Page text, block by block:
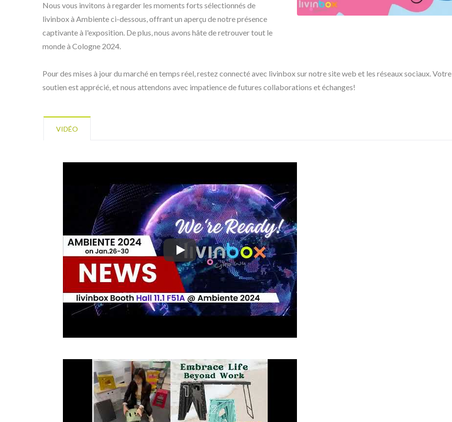
Nous vous invitons à regarder les moments forts sélectionnés de
livinbox à Ambiente ci-dessous, offrant un aperçu de notre présence
captivante à l'exposition. De plus, nous avons hâte de retrouver tout le
monde à Cologne 2024.
Pour des mises à jour du marché en temps réel, restez connecté avec livinbox sur notre site web et les réseaux sociaux. Votre
soutien est apprécié, et nous attendons avec impatience de futures collaborations et échanges!
VIDÉO
Ambiente 2024 : La vitrine captivante de livinbox
Pelican